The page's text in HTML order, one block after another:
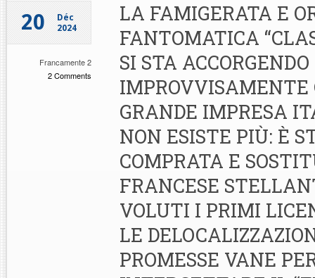
20
Déc
2024
Francamente 2
2 Comments
LA FAMIGERATA E
FANTOMATICA
SI STA ACCORGENDO
IMPROVVISAMENTE
GRANDE IMPRESA
NON ESISTE PIÙ: È
COMPRATA E
FRANCESE
VOLUTI I PRIMI
LE
PROMESSE VANE